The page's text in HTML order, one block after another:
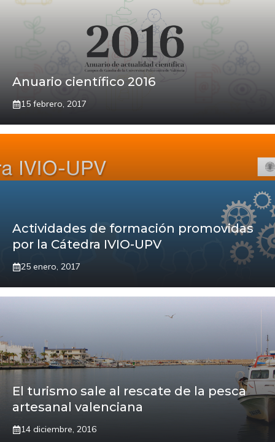
Anuario científico 2016
15 febrero, 2017
Actividades de formación promovidas
por la Cátedra IVIO-UPV
25 enero, 2017
El turismo sale al rescate de la pesca
artesanal valenciana
14 diciembre, 2016